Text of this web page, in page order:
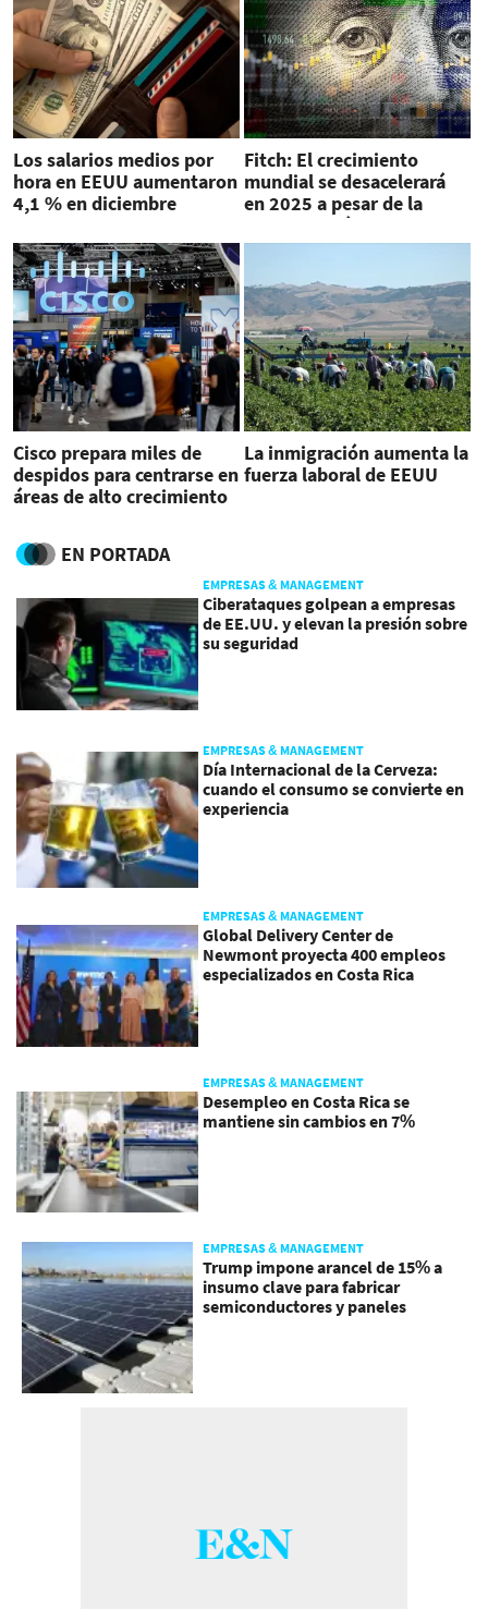
Los salarios medios por
hora en EEUU aumentaron
4,1 % en diciembre
Fitch: El crecimiento
mundial se desacelerará
en 2025 a pesar de la
flexibilización monetaria
Cisco prepara miles de
despidos para centrarse en
áreas de alto crecimiento
La inmigración aumenta la
fuerza laboral de EEUU
EN PORTADA
EMPRESAS & MANAGEMENT
Ciberataques golpean a empresas
de EE.UU. y elevan la presión sobre
su seguridad
EMPRESAS & MANAGEMENT
Día Internacional de la Cerveza:
cuando el consumo se convierte en
experiencia
EMPRESAS & MANAGEMENT
Global Delivery Center de
Newmont proyecta 400 empleos
especializados en Costa Rica
EMPRESAS & MANAGEMENT
Desempleo en Costa Rica se
mantiene sin cambios en 7%
EMPRESAS & MANAGEMENT
Trump impone arancel de 15% a
insumo clave para fabricar
semiconductores y paneles